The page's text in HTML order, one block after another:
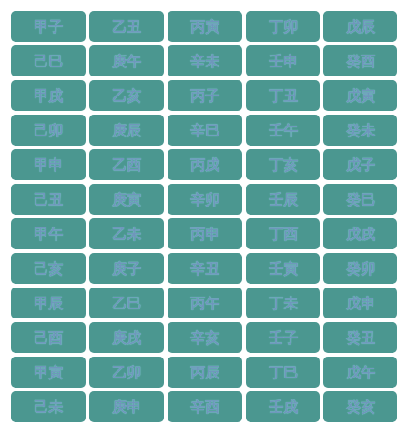
甲子 乙丑 丙寅 丁卯
戊辰
己巳
庚午 辛未 壬申
癸酉
甲戌
乙亥 丙子 丁丑
戊寅
己卯
庚辰 辛巳 壬午
癸未
甲申
乙酉 丙戌 丁亥
戊子
己丑
庚寅 辛卯 壬辰
癸巳
甲午
乙未 丙申 丁酉
戊戌
己亥
庚子 辛丑 壬寅
癸卯
甲辰
乙巳 丙午 丁未
戊申
己酉
庚戌 辛亥 壬子
癸丑
甲寅
乙卯 丙辰 丁巳
戊午
己未
庚申 辛酉 壬戌 癸亥